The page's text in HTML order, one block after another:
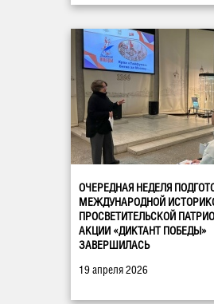
ОЧЕРЕДНАЯ НЕДЕЛЯ
МЕЖДУНАРОДНОЙ
ПРОСВЕТИТЕЛЬСКОЙ
АКЦИИ «ДИКТАНТ ПОБЕДЫ»
ЗАВЕРШИЛАСЬ
19 апреля 2026